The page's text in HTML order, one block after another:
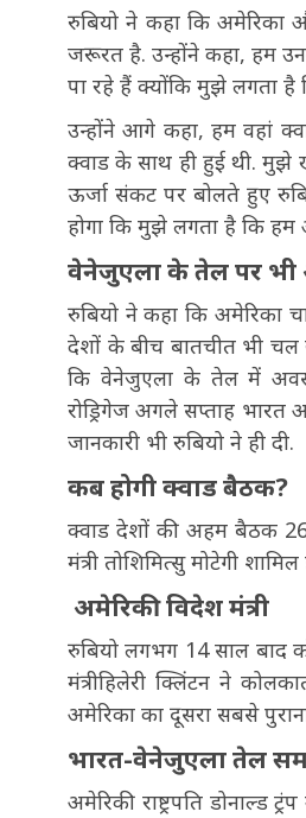
रुबियो ने कहा कि अमेरिका
जरूरत है. उन्होंने कहा, हम
पा रहे हैं क्योंकि मुझे लगता
उन्होंने आगे कहा, हम वहां
क्वाड के साथ ही हुई थी.
ऊर्जा संकट पर बोलते हुए
होगा कि मुझे लगता है कि हम
वेनेजुएला के तेल पर भी
रुबियो ने कहा कि अमेरिका
देशों के बीच बातचीत भी चल
कि वेनेजुएला के तेल में
रोड्रिगेज अगले सप्ताह भारत
जानकारी भी रुबियो ने ही दी.
कब होगी क्वाड बैठक?
क्वाड देशों की अहम बैठक 26
मंत्री तोशिमित्सु मोटेगी
अमेरिकी विदेश मंत्री
रुबियो लगभग 14 साल बाद
मंत्रीहिलेरी क्लिंटन ने
अमेरिका का दूसरा सबसे
भारत-वेनेजुएला तेल
अमेरिकी राष्ट्रपति